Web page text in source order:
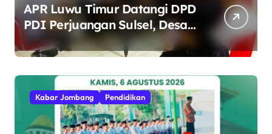
APR Luwu Timur Datangi DPD
PDI Perjuangan Sulsel, Desak
Evaluasi Ketua DPRD Lutim
Kabar Jombang Pendidikan